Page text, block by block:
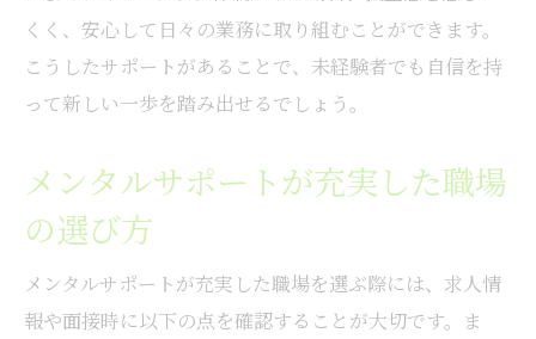
くく、安心して日々の業務に取り組むことができます。
こうしたサポートがあることで、未経験者でも自信を持
って新しい一歩を踏み出せるでしょう。
メンタルサポートが充実した職場
の選び方
メンタルサポートが充実した職場を選ぶ際には、求人情
報や面接時に以下の点を確認することが大切です。ま